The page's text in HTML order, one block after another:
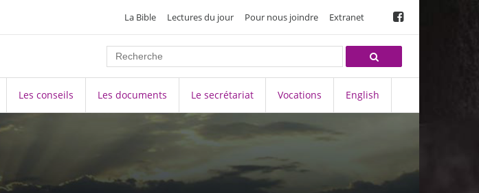
La Bible Lectures du jour Pour nous joindre Extranet
Les conseils Les documents Le secrétariat Vocations English